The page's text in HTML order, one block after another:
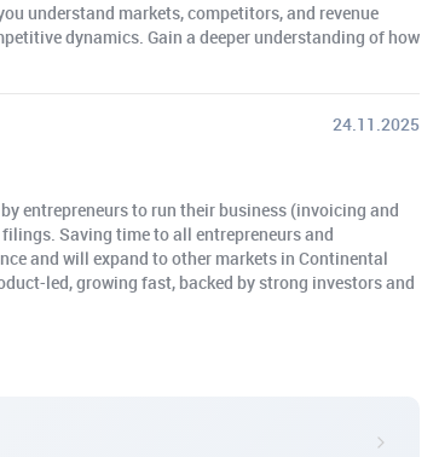
understand markets, competitors, and revenue
dynamics. Gain a deeper understanding of how
24.11.2025
entrepreneurs to run their business (invoicing and
Saving time to all entrepreneurs and
and will expand to other markets in Continental
led, growing fast, backed by strong investors and